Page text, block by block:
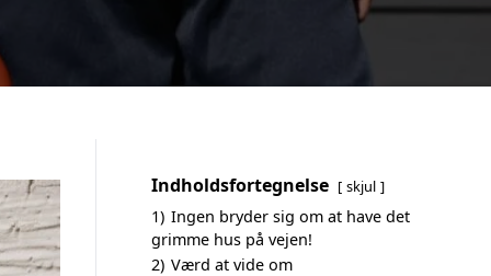
Indholdsfortegnelse skjul
1) Ingen bryder sig om at have det
grimme hus på vejen!
2) Værd at vide om